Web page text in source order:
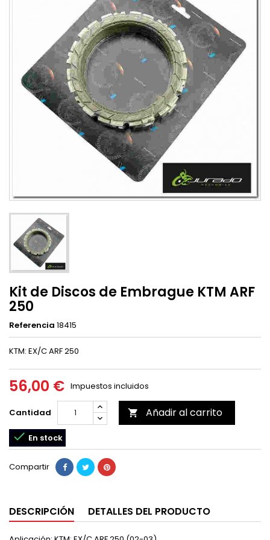
Kit de Discos de Embrague KTM ARF
250
Referencia 18415
KTM: EX/C ARF 250
56,00 € Impuestos incluidos
Cantidad  Añadir al carrito
 En stock
Compartir
DESCRIPCIÓN DETALLES DEL PRODUCTO